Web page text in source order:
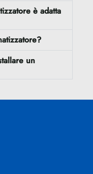
è adatta
un